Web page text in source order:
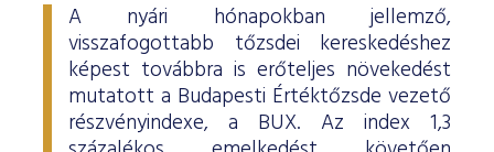
A nyári hónapokban jellemző,
visszafogottabb tőzsdei kereskedéshez
képest továbbra is erőteljes növekedést
mutatott a Budapesti Értéktőzsde vezető
részvényindexe, a BUX. Az index 1,3